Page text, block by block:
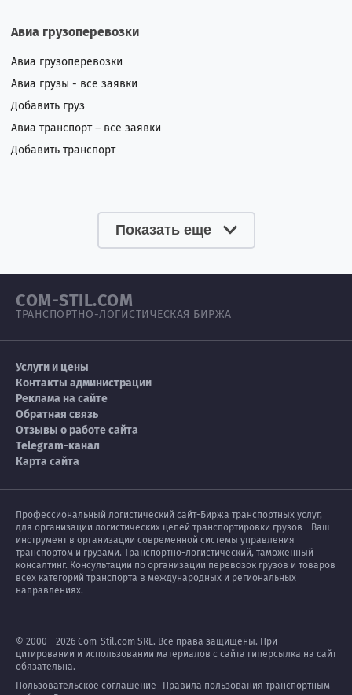
Авиа грузоперевозки
Авиа грузоперевозки
Авиа грузы - все заявки
Добавить груз
Авиа транспорт – все заявки
Добавить транспорт
Показать еще
COM-STIL.COM
ТРАНСПОРТНО-ЛОГИСТИЧЕСКАЯ БИРЖА
Услуги и цены
Контакты администрации
Реклама на сайте
Обратная связь
Отзывы о работе сайта
Telegram-канал
Карта сайта
Профессиональный логистический сайт-Биржа транспортных услуг,
для организации логистических цепей транспортировки грузов - Ваш
инструмент в организации современной системы управления
транспортом и грузами. Транспортно-логистический, таможенный
консалтинг. Консультации по организации перевозок грузов и товаров
всех категорий транспорта в международных и региональных
направлениях.
© 2000 - 2026 Com-Stil.com SRL. Все права защищены. При
цитировании и использовании материалов с сайта гиперсылка на сайт
обязательна.
Пользовательское соглашение
Правила пользования транспортным